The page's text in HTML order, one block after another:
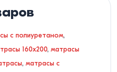
с полиуретаном,
160x200, матрасы
, матрасы с